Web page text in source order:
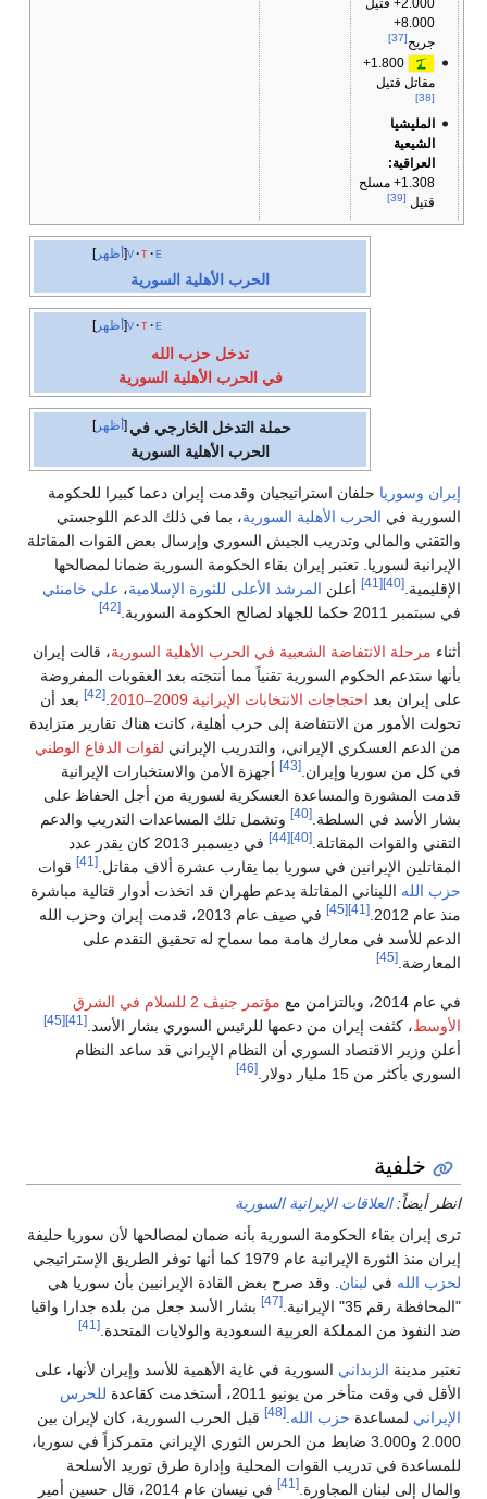
2.000+ قتيل
8.000+
جريح[37]
1.800+
مقاتل قتيل
[38]
المليشيا
الشيعية
العراقية:
1.308+ مسلح
قتيل [39]
أظهر v t e
الحرب الأهلية السورية
أظهر v t e
تدخل حزب الله
في الحرب الأهلية السورية
أظهر حملة التدخل الخارجي في
الحرب الأهلية السورية
إيران وسوريا حلفان استراتيجيان وقدمت إيران دعما كبيرا للحكومة
السورية في الحرب الأهلية السورية، بما في ذلك الدعم اللوجستي
والتقني والمالي وتدريب الجيش السوري وإرسال بعض القوات المقاتلة
الإيرانية لسوريا. تعتبر إيران بقاء الحكومة السورية ضمانا لمصالحها
الإقليمية. [40]
[41] أعلن المرشد الأعلى للثورة الإسلامية، علي خامنئي
في سبتمبر 2011 حكما للجهاد لصالح الحكومة السورية.
[42]
أثناء مرحلة الانتفاضة الشعبية في الحرب الأهلية السورية، قالت إيران
بأنها ستدعم الحكوم السورية تقنياً مما أنتجته بعد العقوبات المفروضة
على إيران بعد احتجاجات الانتخابات الإيرانية 2009–2010 [42]
بعد أن
تحولت الأمور من الانتفاضة إلى حرب أهلية، كانت هناك تقارير متزايدة
من الدعم العسكري الإيراني، والتدريب الإيراني لقوات الدفاع الوطني
في كل من سوريا وإيران. [43]
أجهزة الأمن والاستخبارات الإيرانية
قدمت المشورة والمساعدة العسكرية لسورية من أجل الحفاظ على
بشار الأسد في السلطة. [40]
وتشمل تلك المساعدات التدريب والدعم
التقني والقوات المقاتلة. [40]
[44]
في ديسمبر 2013 كان يقدر عدد
المقاتلين الإيرانين في سوريا بما يقارب عشرة ألاف مقاتل. [41]
قوات
حزب الله اللبناني المقاتلة بدعم طهران قد اتخذت أدوار قتالية مباشرة
منذ عام 2012.
[41]
[45]
في صيف عام 2013، قدمت إيران وحزب الله
الدعم للأسد في معارك هامة مما سماح له تحقيق التقدم على
المعارضة. [45]
في عام 2014، وبالتزامن مع
مؤتمر جنيڤ 2 للسلام في الشرق
الأوسط، كثفت إيران من دعمها للرئيس السوري بشار الأسد. [41]
[45]
أعلن وزير الاقتصاد السوري أن النظام الإيراني قد ساعد النظام
السوري بأكثر من 15 مليار دولار.
[46]
خلفية
انظر أيضاً:العلاقات الإيرانية السورية
ترى إيران بقاء الحكومة السورية بأنه ضمان لمصالحها لأن سوريا حليفة
إيران منذ الثورة الإيرانية عام 1979 كما أنها توفر الطريق الإستراتيجي
لحزب الله في لبنان . وقد صرح بعض القادة الإيرانيين بأن سوريا هي
"المحافظة رقم 35" الإيرانية.
[47]
بشار الأسد جعل من بلده جدارا واقيا
ضد النفوذ من المملكة العربية السعودية والولايات المتحدة. [41]
تعتبر مدينة الزبداني السورية في غاية الأهمية للأسد وإيران لأنها، على
الأقل في وقت متأخر من يونيو 2011، أستخدمت كقاعدة
للحرس
الإيراني لمساعدة حزب الله [48]
قبل الحرب السورية، كان لإيران بين
2.000 و3.000 ضابط من الحرس الثوري الإيراني متمركزاً في سوريا،
للمساعدة في تدريب القوات المحلية وإدارة طرق توريد الأسلحة
والمال إلى لبنان المجاورة. [41]
في نيسان عام 2014، قال حسين أمير